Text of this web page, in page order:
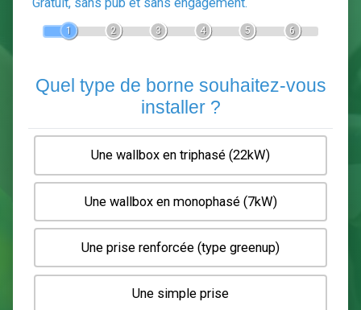
Devis Pose de borne de
En 5 minutes, demandez3 devis comparatifs
Gratuit, sans pub et sans engagement.
2 3 6
Quel type de borne souhaitez-
installer ?
Une wallbox en triphasé (22kW)